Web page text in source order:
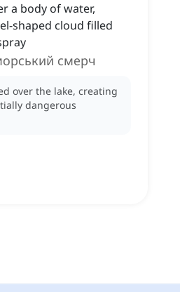
a body of water,
shaped cloud filled
смерч
over the lake, creating
dangerous